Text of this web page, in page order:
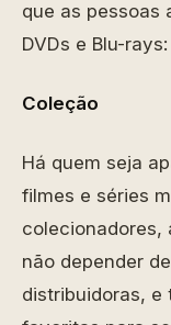
que as pessoas
DVDs e Blu-rays:
Coleção
Há quem seja
filmes e séries
colecionadores,
não depender
distribuidoras, e